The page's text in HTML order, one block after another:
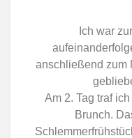
Ich war
anschließend zum
Am 2. Tag traf
Brunch.